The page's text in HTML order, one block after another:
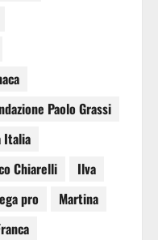
Paolo Grassi
Italia
Chiarelli
Ilva
pro
Martina